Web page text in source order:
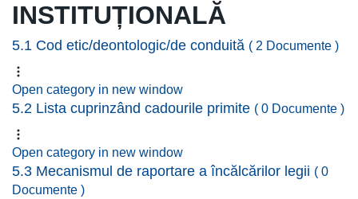
INSTITUȚIONALĂ
5.1 Cod etic/deontologic/de conduită ( 2 Documente )
Open category in new window
5.2 Lista cuprinzând cadourile primite ( 0 Documente )
Open category in new window
5.3 Mecanismul de raportare a încălcărilor legii ( 0
Documente )